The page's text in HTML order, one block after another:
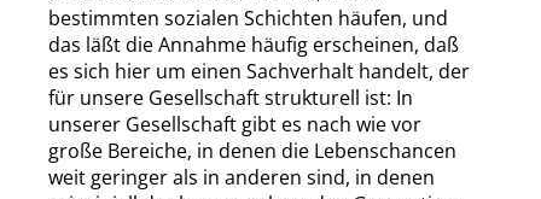
bestimmten sozialen Schichten häufen, und
das läßt die Annahme häufig erscheinen, daß
es sich hier um einen Sachverhalt handelt, der
für unsere Gesellschaft strukturell ist: In
unserer Gesellschaft gibt es nach wie vor
große Bereiche, in denen die Lebenschancen
weit geringer als in anderen sind, in denen